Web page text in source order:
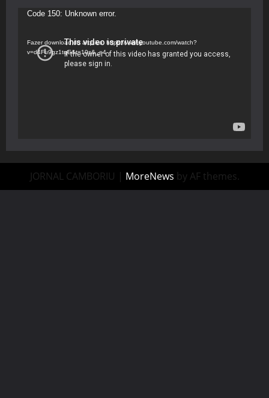
Tocador
vídeo
Code 150: Unknown error.
Fazer download do arquivo: https://www.youtube.com/watch?
v=d4Fu9gz1tqE&t=19s&_=4
JORNAL CAMBORIU | MoreNews by AF themes.